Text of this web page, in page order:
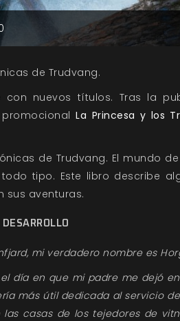
de Trudvang.
con nuevos títulos. Tras la
La Princesa y los
de Trudvang. El mundo
tipo. Este libro describe
sus aventuras.
mi verdadero nombre es
día en que mi padre me dejó
más útil dedicada al servicio
casas de los tejedores de